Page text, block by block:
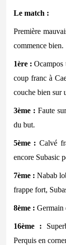
Le match :
Première
commence bien.
1ère : Ocampos
coup franc à
couche bien sur
3ème : Faute
du but.
5ème : Calvé
encore Subasic
7ème : Nabab
frappe fort,
8ème : Germain
16ème :
Perquis en